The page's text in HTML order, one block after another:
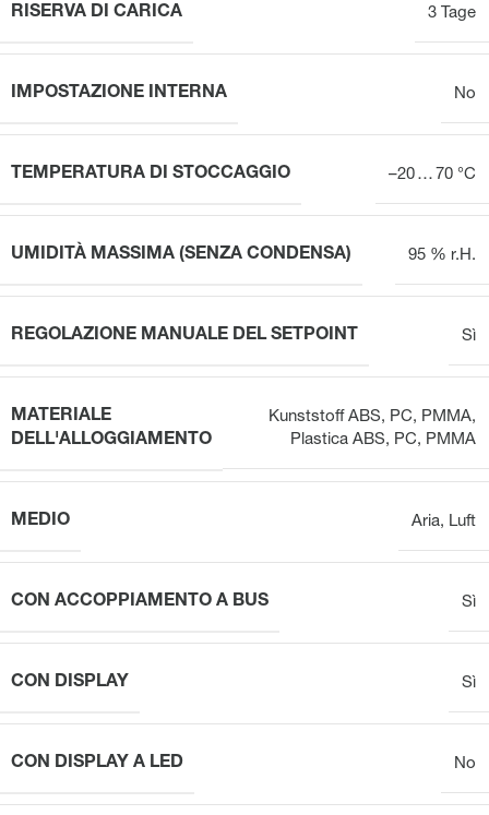
RISERVA DI CARICA 3 Tage
IMPOSTAZIONE INTERNA No
TEMPERATURA DI STOCCAGGIO –20 … 70 °C
UMIDITÀ MASSIMA (SENZA CONDENSA) 95 % r.H.
REGOLAZIONE MANUALE DEL SETPOINT Sì
MATERIALE
DELL'ALLOGGIAMENTO
Kunststoff ABS, PC, PMMA,
Plastica ABS, PC, PMMA
MEDIO Aria, Luft
CON ACCOPPIAMENTO A BUS Sì
CON DISPLAY Sì
CON DISPLAY A LED No